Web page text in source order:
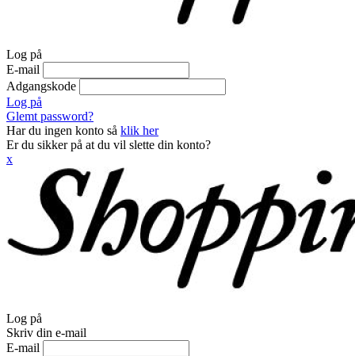
Log på
E-mail
Adgangskode
Log på
Glemt password?
Har du ingen konto så klik her
Er du sikker på at du vil slette din konto?
x
Log på
Skriv din e-mail
E-mail